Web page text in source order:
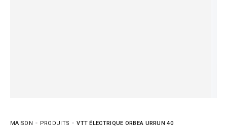
MAISON PRODUITS VTT ÉLECTRIQUE ORBEA URRUN 40